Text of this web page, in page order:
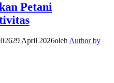
Petani
29 April 2026oleh Author by